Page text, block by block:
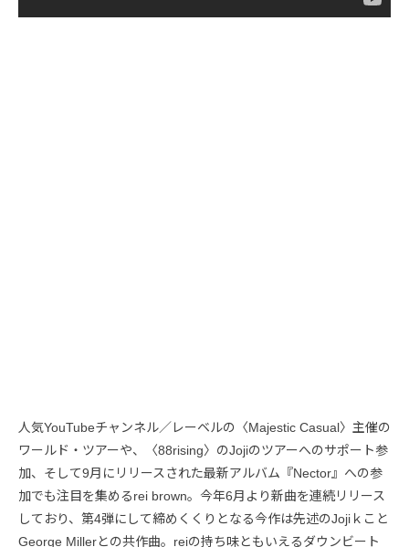
人気YouTubeチャンネル／レーベルの〈Majestic Casual〉主催の
ワールド・ツアーや、〈88rising〉のJojiのツアーへのサポート参
加、そして9月にリリースされた最新アルバム『Nector』への参
加でも注目を集めるrei brown。今年6月より新曲を連続リリース
しており、第4弾にして締めくくりとなる今作は先述のJojiｋこと
George Millerとの共作曲。reiの持ち味ともいえるダウンビート